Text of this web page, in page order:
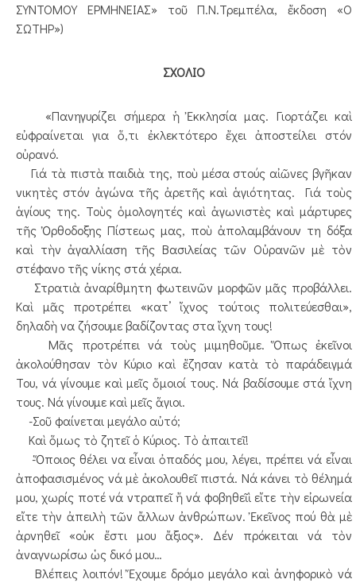
ΣΥΝΤΟΜΟΥ ΕΡΜΗΝΕΙΑΣ» τοῦ Π.Ν.Τρεμπέλα, ἔκδοση «Ο
ΣΩΤΗΡ»)
ΣΧΟΛΙΟ
«Πανηγυρίζει σήμερα ἡ Ἐκκλησία μας. Γιορτάζει καὶ
εὐφραίνεται για ὅ,τι ἐκλεκτότερο ἔχει ἀποστείλει στόν
οὐρανό.
Γιά τὰ πιστὰ παιδιὰ της, ποὺ μέσα στούς αἰῶνες βγῆκαν
νικητὲς στόν ἀγώνα τῆς ἀρετῆς καὶ ἁγιότητας. Γιά τοὺς
ἁγίους της. Τοὺς ὁμολογητές καὶ ἀγωνιστὲς καὶ μάρτυρες
τῆς Ὀρθοδοξης Πίστεως μας, ποὺ ἀπολαμβάνουν τη δόξα
καὶ τὴν ἀγαλλίαση τῆς Βασιλείας τῶν Οὐρανῶν μὲ τὸν
στέφανο τῆς νίκης στά χέρια.
Στρατιὰ ἀναρίθμητη φωτεινῶν μορφῶν μᾶς προβάλλει.
Καὶ μᾶς προτρέπει «κατ’ ἴχνος τούτοις πολιτεύεσθαι»,
δηλαδὴ να ζήσουμε βαδίζοντας στα ἴχνη τους!
Μᾶς προτρέπει νά τοὺς μιμηθοῦμε. Ὅπως ἐκεῖνοι
ἀκολούθησαν τὸν Κύριο καὶ ἔζησαν κατὰ τὸ παράδειγμά
Του, νά γίνουμε καὶ μεῖς ὅμοιοί τους. Νά βαδίσουμε στά ἴχνη
τους. Νά γίνουμε καὶ μεῖς ἅγιοι.
-Σοῦ φαίνεται μεγάλο αὐτό;
Καὶ ὅμως τὸ ζητεῖ ὁ Κύριος. Τὸ ἀπαιτεῖ!
-Ὅποιος θέλει να εἶναι ὀπαδός μου, λέγει, πρέπει νά εἶναι
ἀποφασισμένος νά μὲ ἀκολουθεῖ πιστά. Νά κάνει τὸ θέλημά
μου, χωρίς ποτέ νά ντραπεῖ ἤ νά φοβηθεῖὶ εἴτε τὴν εἰρωνεία
εἴτε τὴν ἀπειλὴ τῶν ἄλλων ἀνθρώπων. Ἐκεῖνος πού θὰ μὲ
ἀρνηθεῖ «οὐκ ἔστι μου ἄξιος». Δέν πρόκειται νά τὸν
ἀναγνωρίσω ὡς δικό μου…
Βλέπεις λοιπόν! Ἔχουμε δρόμο μεγάλο καὶ ἀνηφορικὸ νά